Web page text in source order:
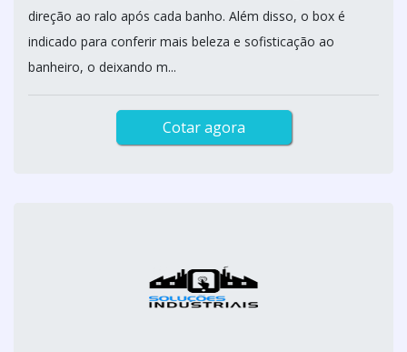
direção ao ralo após cada banho. Além disso, o box é
indicado para conferir mais beleza e sofisticação ao
banheiro, o deixando m...
Cotar agora